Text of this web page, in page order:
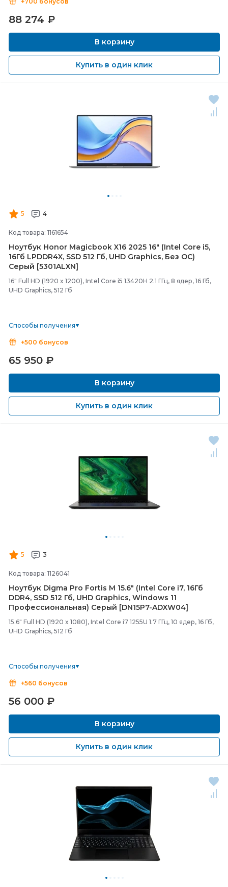
88 274 ₽
В корзину
Купить в один клик
5 4
Код товара: 1161654
Ноутбук Honor Magicbook X16 2025 16" (Intel Core i5,
16Гб LPDDR4X, SSD 512 Гб, UHD Graphics, Без ОС)
Серый [5301ALXN]
16" Full HD (1920 x 1200), Intel Core i5 13420H 2.1 ГГц, 8 ядер, 16 Гб,
UHD Graphics, 512 Гб
Способы получения
+500 бонусов
65 950 ₽
В корзину
Купить в один клик
5 3
Код товара: 1126041
Ноутбук Digma Pro Fortis M 15.6" (Intel Core i7, 16Гб
DDR4, SSD 512 Гб, UHD Graphics, Windows 11
Профессиональная) Серый [DN15P7-ADXW04]
15.6" Full HD (1920 x 1080), Intel Core i7 1255U 1.7 ГГц, 10 ядер, 16 Гб,
UHD Graphics, 512 Гб
Способы получения
+560 бонусов
56 000 ₽
В корзину
Купить в один клик